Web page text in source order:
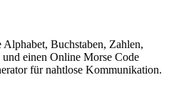
Buchstaben, Zahlen,
einen Online Morse Code
für nahtlose Kommunikation.